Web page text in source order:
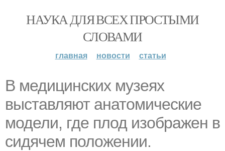
НАУКА ДЛЯ ВСЕХ ПРОСТЫМИ
СЛОВАМИ
главная новости статьи
В медицинских музеях
выставляют анатомические
модели, где плод изображен в
сидячем положении.